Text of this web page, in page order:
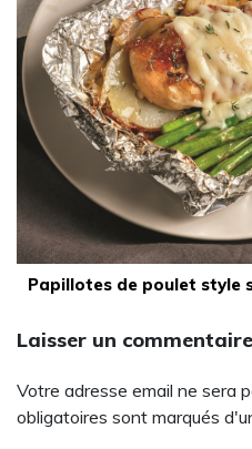
Papillotes de poulet style
Laisser un commentaire
Votre adresse email ne sera
obligatoires sont marqués